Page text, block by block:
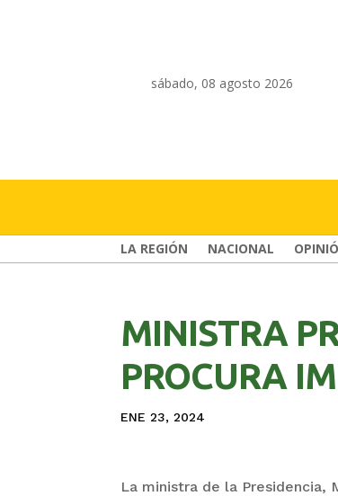
sábado, 08 agosto 2026
LA REGIÓN NACIONAL
MINISTRA
PROCURA
ENE 23, 2024
La ministra de la Presidencia,